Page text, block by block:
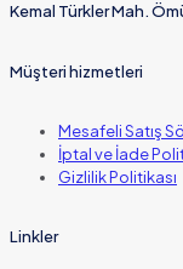
Kemal Türkler Mah.
Müşteri hizmetleri
Mesafeli Satış
İptal ve İade
Gizlilik Politikası
Linkler